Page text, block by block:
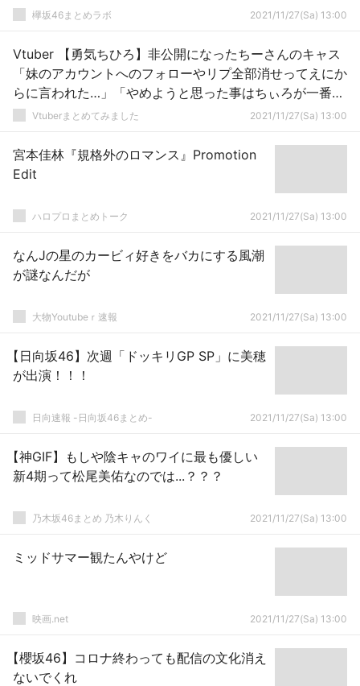
欅坂46まとめラボ 2021/11/27(Sa) 13:00
Vtuber 【勇気ちひろ】非公開になったちーさんのキャス
「妹のアカウントへのフォローやリプ全部消せってえにか
らに言われた…」「やめようと思った事はちぃろが一番多
いかもしれない…」
Vtuberまとめてみました 2021/11/27(Sa) 13:00
宮本佳林『規格外のロマンス』Promotion
Edit
ハロプロまとめトーク 2021/11/27(Sa) 13:00
なんJの星のカービィ好きをバカにする風潮
が謎なんだが
大物Youtubeｒ速報 2021/11/27(Sa) 13:00
【日向坂46】次週「ドッキリGP SP」に美穂
が出演！！！
日向速報 -日向坂46まとめ- 2021/11/27(Sa) 13:00
【神GIF】もしや陰キャのワイに最も優しい
新4期って松尾美佑なのでは...？？？
乃木坂46まとめ 乃木りんく 2021/11/27(Sa) 13:00
ミッドサマー観たんやけど
映画.net 2021/11/27(Sa) 13:00
【櫻坂46】コロナ終わっても配信の文化消え
ないでくれ